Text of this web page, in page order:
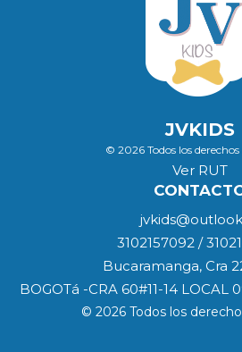
JVKIDS
© 2026 Todos los derechos
Ver RUT
3102157092 /
Bucaramanga, Cra
BOGOTá -CRA 60#11-14 LOCAL
© 2026 Todos los